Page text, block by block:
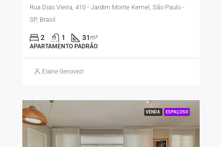
Rua Dias Vieira, 410 - Jardim Monte Kemel, São Paulo -
SP, Brasil
2 1 31m²
APARTAMENTO PADRÃO
Elaine Genovezi
VENDA ESPAÇOSO